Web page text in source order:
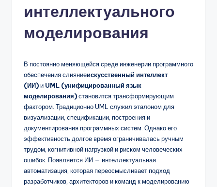
w
&
D
интеллектуального
моделирования
В постоянно меняющейся среде инженерии программного
обеспечения слияниеискусственный интеллект
(ИИ)и UML (унифицированный язык
моделирования)становится трансформирующим
фактором. Традиционно UML служил эталоном для
визуализации, спецификации, построения и
документирования программных систем. Однако его
эффективность долгое время ограничивалась ручным
трудом, когнитивной нагрузкой и риском человеческих
ошибок. Появляется ИИ — интеллектуальная
автоматизация, которая переосмысливает подход
разработчиков, архитекторов и команд к моделированию